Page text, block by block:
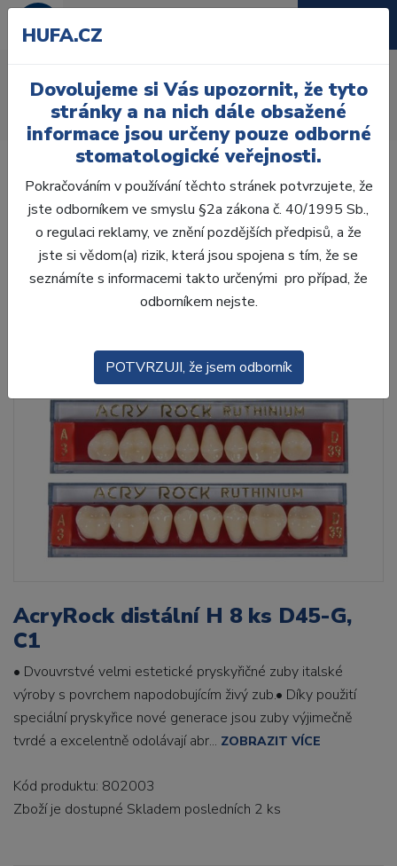
Úvod Zuby
AcryRock
AcryRock distální H 8 ks D45-G, C1
AcryRock distální H 8 ks D45-G,
C1
• Dvouvrstvé velmi estetické pryskyřičné zuby italské
výroby s povrchem napodobujícím živý zub.• Díky použití
speciální pryskyřice nové generace jsou zuby výjimečně
tvrdé a excelentně odolávají abr... ZOBRAZIT VÍCE
Kód produktu: 802003
Zboží je dostupné Skladem posledních 2 ks
HUFA.CZ
Dovolujeme si Vás upozornit, že tyto
stránky a na nich dále obsažené
informace jsou určeny pouze odborné
stomatologické veřejnosti.
Pokračováním v používání těchto stránek potvrzujete, že
jste odborníkem ve smyslu §2a zákona č. 40/1995 Sb.,
o regulaci reklamy, ve znění pozdějších předpisů, a že
jste si vědom(a) rizik, která jsou spojena s tím, že se
seznámíte s informacemi takto určenými pro případ, že
odborníkem nejste.
POTVRZUJI, že jsem odborník